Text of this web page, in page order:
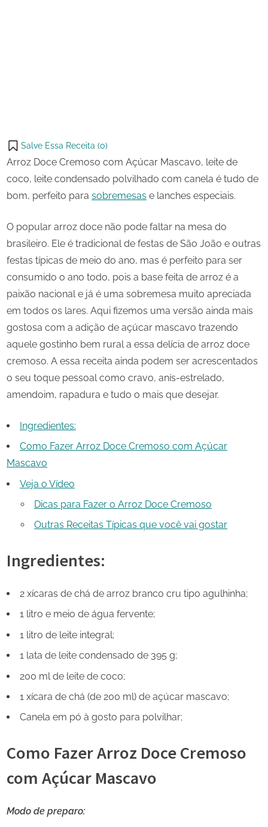
on
X
Salve Essa Receita (0)
Arroz Doce Cremoso com Açúcar Mascavo, leite de
coco, leite condensado polvilhado com canela é tudo de
bom, perfeito para sobremesas e lanches especiais.
O popular arroz doce não pode faltar na mesa do
brasileiro. Ele é tradicional de festas de São João e outras
festas típicas de meio do ano, mas é perfeito para ser
consumido o ano todo, pois a base feita de arroz é a
paixão nacional e já é uma sobremesa muito apreciada
em todos os lares. Aqui fizemos uma versão ainda mais
gostosa com a adição de açúcar mascavo trazendo
aquele gostinho bem rural a essa delícia de arroz doce
cremoso. A essa receita ainda podem ser acrescentados
o seu toque pessoal como cravo, anís-estrelado,
amendoim, rapadura e tudo o mais que desejar.
Ingredientes:
Como Fazer Arroz Doce Cremoso com Açúcar
Mascavo
Veja o Vídeo
Dicas para Fazer o Arroz Doce Cremoso
Outras Receitas Típicas que você vai gostar
Ingredientes:
2 xícaras de chá de arroz branco cru tipo agulhinha;
1 litro e meio de água fervente;
1 litro de leite integral;
1 lata de leite condensado de 395 g;
200 ml de leite de coco;
1 xícara de chá (de 200 ml) de açúcar mascavo;
Canela em pó à gosto para polvilhar;
Como Fazer Arroz Doce Cremoso
com Açúcar Mascavo
Modo de preparo: